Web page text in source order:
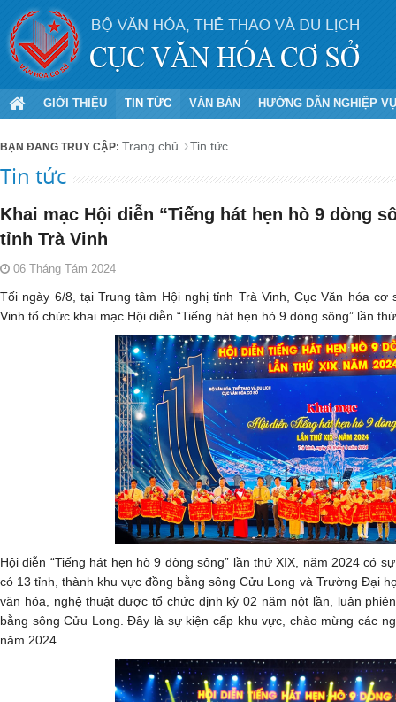
GIỚI THIỆU TIN TỨC VĂN BẢN HƯỚNG DẪN NGHIỆP VỤ
Trang chủ Tin tức
Tin tức
Khai mạc Hội diễn “Tiếng hát hẹn hò 9 dòng
tỉnh Trà Vinh
06 Tháng Tám 2024
Tối ngày 6/8, tại Trung tâm Hội nghị tỉnh Trà Vinh, Cục Văn hóa cơ
Vinh tổ chức khai mạc Hội diễn “Tiếng hát hẹn hò 9 dòng sông” lần
Hội diễn “Tiếng hát hẹn hò 9 dòng sông” lần thứ XIX, năm 2024 có
có 13 tỉnh, thành khu vực đồng bằng sông Cửu Long và Trường Đại
văn hóa, nghệ thuật được tổ chức định kỳ 02 năm nột lần, luân
bằng sông Cửu Long. Đây là sự kiện cấp khu vực, chào mừng các
năm 2024.